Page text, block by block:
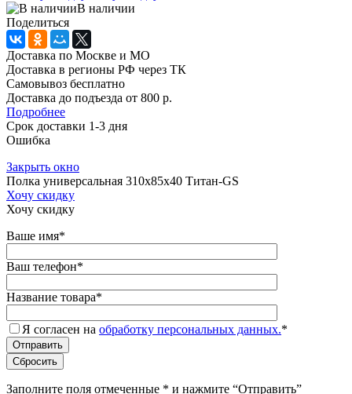
В наличии
Поделиться
Доставка по Москве и МО
Доставка в регионы РФ через ТК
Самовывоз бесплатно
Доставка до подъезда от 800 р.
Подробнее
Срок доставки 1-3 дня
Ошибка
Закрыть окно
Полка универсальная 310x85x40 Титан-GS
Хочу скидку
Хочу скидку
Ваше имя*
Ваш телефон*
Название товара*
Я согласен на обработку персональных данных.*
Заполните поля отмеченные * и нажмите “Отправить”